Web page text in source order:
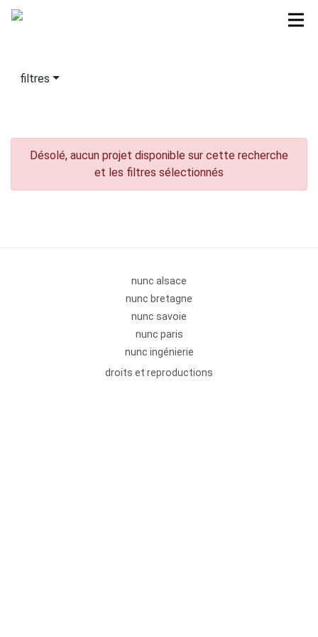
filtres
Désolé, aucun projet disponible sur cette recherche
et les filtres sélectionnés
nunc alsace
nunc bretagne
nunc savoie
nunc paris
nunc ingénierie
droits et reproductions